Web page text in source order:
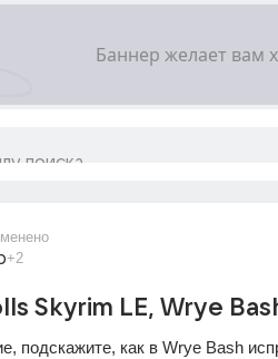
+2
Skyrim LE, Wrye
подскажите, как в Wrye Bash